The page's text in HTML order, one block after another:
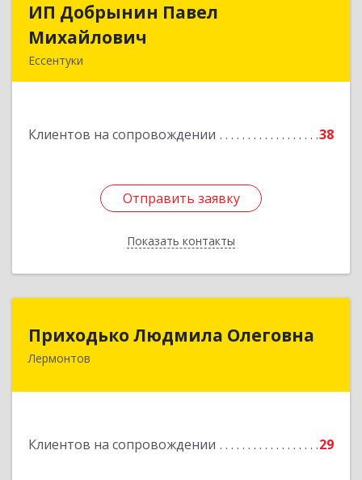
ИП Добрынин Павел
Михайлович
Ессентуки
Клиентов на сопровождении 38
Отправить заявку
Показать контакты
ИП Добрынин Павел
Отправить заявку
Назад
Приходько Людмила Олеговна
Лермонтов
Клиентов на сопровождении 29
357341, Лермонтов г, П.Лумумбы ул, дом №